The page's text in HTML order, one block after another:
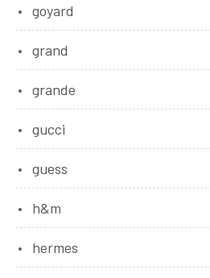
goyard
grand
grande
gucci
guess
h&m
hermes